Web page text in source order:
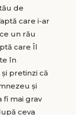
de
care i-ar
un rău
care Îl
în
pretinzi că
și
fi mai grav
ceva